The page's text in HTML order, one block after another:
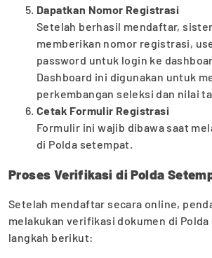
Dapatkan Nomor Registrasi
Setelah berhasil mendaftar,
memberikan nomor registrasi,
password untuk login ke
Dashboard ini digunakan untuk
perkembangan seleksi dan nilai
Cetak Formulir Registrasi
Formulir ini wajib dibawa saat
di Polda setempat.
Proses Verifikasi di Polda
Setelah mendaftar secara online,
melakukan verifikasi dokumen di
langkah berikut: